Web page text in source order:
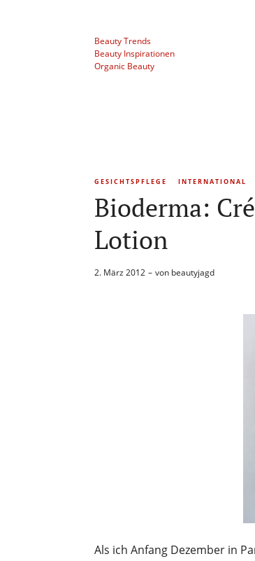
Beauty Trends
Beauty Inspirationen
Organic Beauty
GESICHTSPFLEGE INTERNATIONAL
Bioderma:
Lotion
2. März 2012 von beautyjagd
Als ich Anfang Dezember in